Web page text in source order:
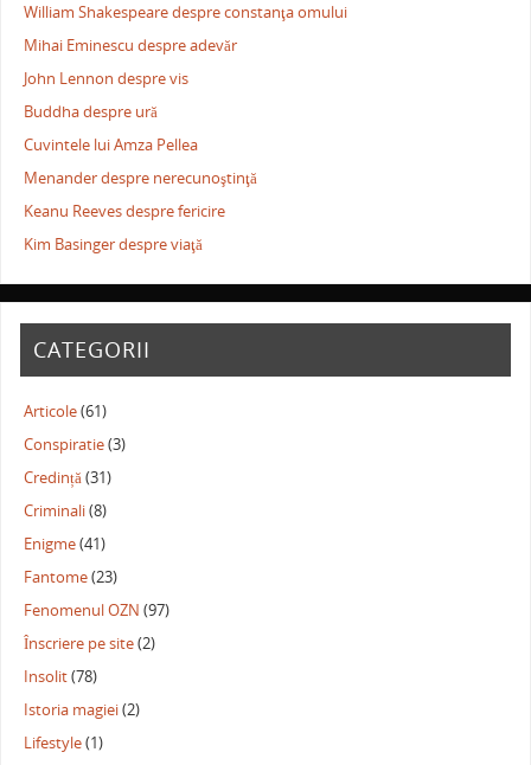
William Shakespeare despre constanţa omului
Mihai Eminescu despre adevăr
John Lennon despre vis
Buddha despre ură
Cuvintele lui Amza Pellea
Menander despre nerecunoştinţă
Keanu Reeves despre fericire
Kim Basinger despre viaţă
CATEGORII
Articole(61)
Conspiratie(3)
Credință(31)
Criminali(8)
Enigme(41)
Fantome(23)
Fenomenul OZN (97)
Înscriere pe site(2)
Insolit(78)
Istoria magiei(2)
Lifestyle(1)